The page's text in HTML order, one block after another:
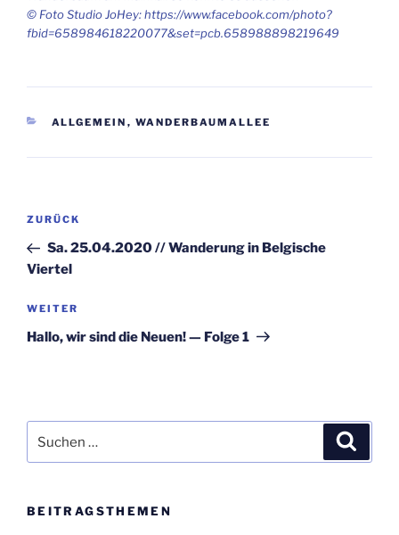
© Foto Stu­dio JoHey: https://www.facebook.com/photo?
fbid=658984618220077&set=pcb.658988898219649
KATEGORIEN
ALLGEMEIN , WANDERBAUMALLEE
Beitragsnavigation
Vorheriger
Beitrag
ZURÜCK
Sa. 25.04.2020 // Wan­de­rung in Bel­gi­sche
Viertel
Nächster
Beitrag
WEITER
Hal­lo, wir sind die Neu­en! — Fol­ge 1
nach:
BEI­TRAGS­THE­MEN